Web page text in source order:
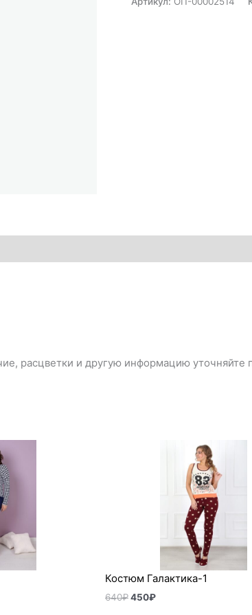
расцветки и другую информацию уточняйте
Костюм Галактика-1
640₽
Первоначальная
450₽